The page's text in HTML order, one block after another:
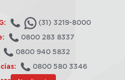
(31) 3219-8000
0800 283 8337
0800 940 5832
0800 580 3346